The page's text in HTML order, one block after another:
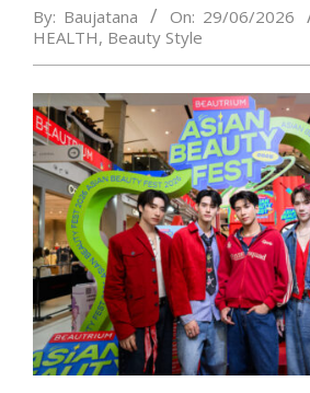
By: Baujatana On: 29/06/2026
HEALTH, Beauty Style